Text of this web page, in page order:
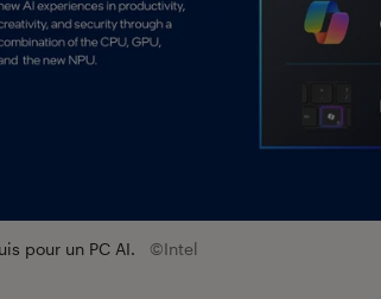
pour un PC AI. ©Intel